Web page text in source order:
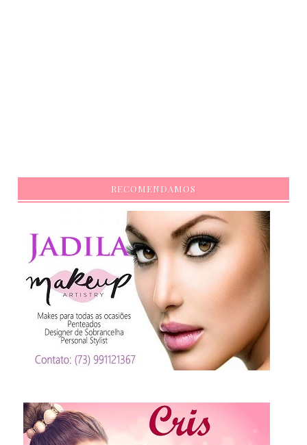
RECOMENDAMOS